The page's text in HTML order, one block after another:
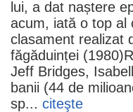
lui, a dat naștere
acum, iată o top al
clasament realizat
făgăduinței
Jeff Bridges,
banii (44 de
sp... citeşte